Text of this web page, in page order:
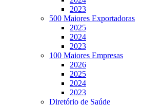
2023
500 Maiores Exportadoras
2025
2024
2023
100 Maiores Empresas
2026
2025
2024
2023
Diretório de Saúde